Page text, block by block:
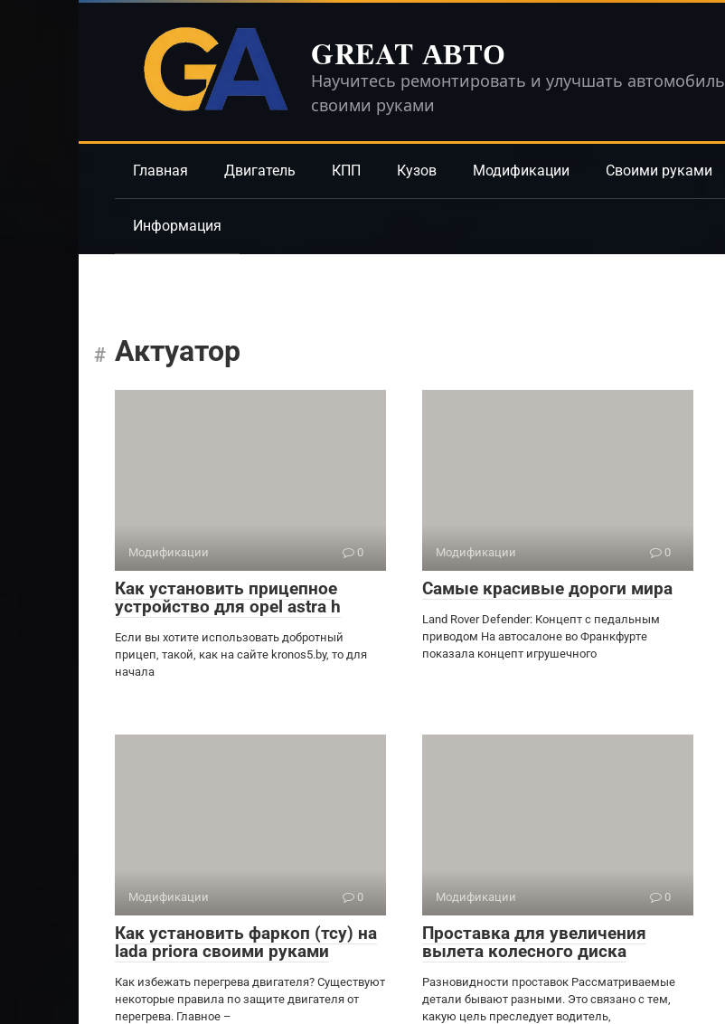
GREAT АВТО
Научитесь ремонтировать и улучшать автомобиль
своими руками
Главная Двигатель КПП Кузов Модификации Своими руками
Информация
Актуатор
Модификации 0
Как установить прицепное
устройство для opel astra h
Если вы хотите использовать добротный
прицеп, такой, как на сайте kronos5.by, то для
начала
Модификации 0
Самые красивые дороги мира
Land Rover Defender: Концепт с педальным
приводом На автосалоне во Франкфурте
показала концепт игрушечного
Модификации 0
Как установить фаркоп (тсу) на
lada priora своими руками
Как избежать перегрева двигателя? Существуют
некоторые правила по защите двигателя от
перегрева. Главное –
Модификации 0
Проставка для увеличения
вылета колесного диска
Разновидности проставок Рассматриваемые
детали бывают разными. Это связано с тем,
какую цель преследует водитель,